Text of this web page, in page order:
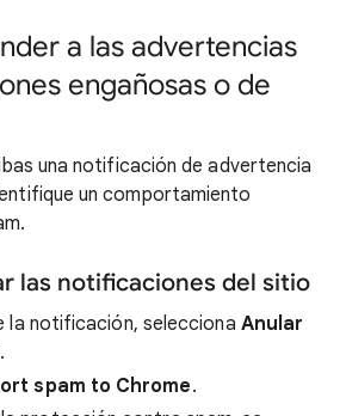
a las advertencias
engañosas o de
una notificación de advertencia
un comportamiento
las notificaciones del sitio
la notificación, selecciona Anular
.
spam to Chrome.